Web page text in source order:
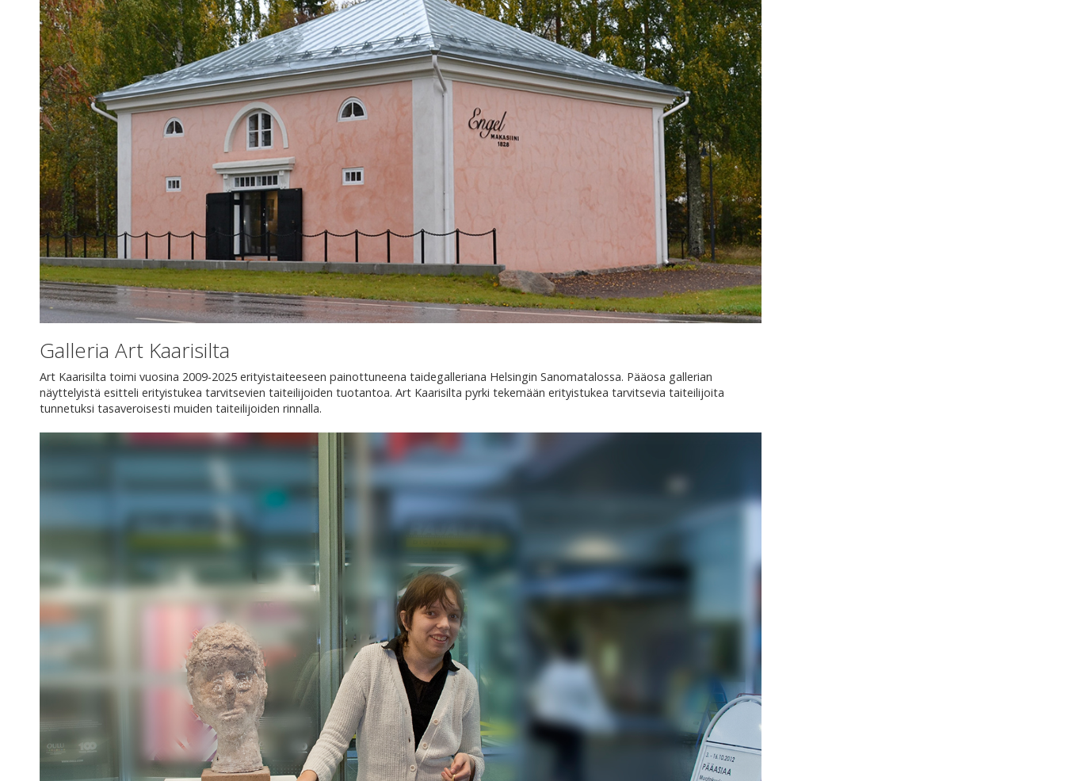
Galleria Art Kaarisilta
Art Kaarisilta toimi vuosina 2009-2025 erityistaiteeseen painottuneena taidegalleriana Helsingin Sanomatalossa. Pääosa gallerian
näyttelyistä esitteli erityistukea tarvitsevien taiteilijoiden tuotantoa. Art Kaarisilta pyrki tekemään erityistukea tarvitsevia taiteilijoita
tunnetuksi tasaveroisesti muiden taiteilijoiden rinnalla.